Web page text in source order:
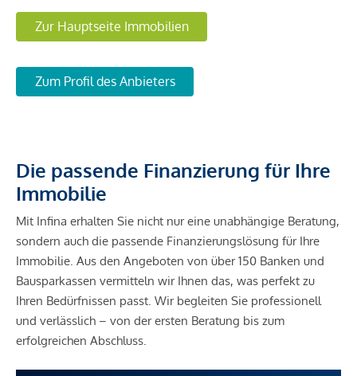
Zur Hauptseite Immobilien
Zum Profil des Anbieters
Die passende Finanzierung für Ihre
Immobilie
Mit Infina erhalten Sie nicht nur eine unabhängige Beratung,
sondern auch die passende Finanzierungslösung für Ihre
Immobilie. Aus den Angeboten von über 150 Banken und
Bausparkassen vermitteln wir Ihnen das, was perfekt zu
Ihren Bedürfnissen passt. Wir begleiten Sie professionell
und verlässlich – von der ersten Beratung bis zum
erfolgreichen Abschluss.